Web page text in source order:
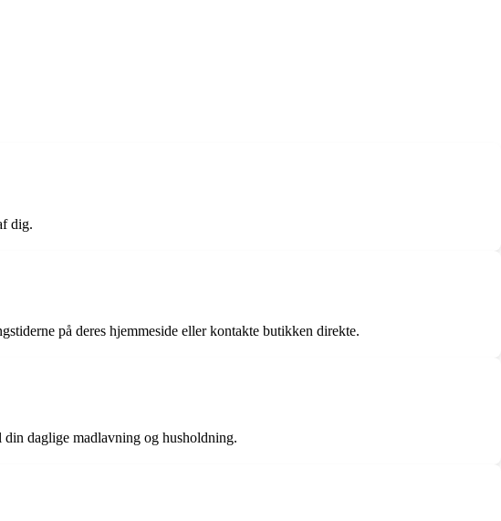
dig.
på deres hjemmeside eller kontakte butikken direkte.
daglige madlavning og husholdning.